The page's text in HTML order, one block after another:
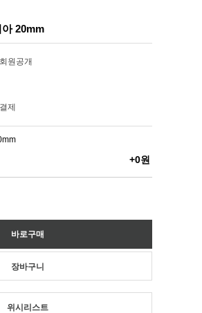
20mm
원공개
제
+0원
위시리스트